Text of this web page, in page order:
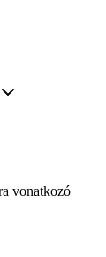
vonatkozó